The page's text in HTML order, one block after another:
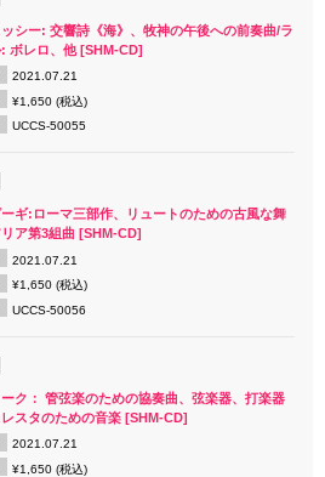
ッシー: 交響詩《海》、牧神の午後への前奏曲/ラ
ボレロ、他 [SHM-CD]
2021.07.21
¥1,650 (税込)
UCCS-50055
ーギ:ローマ三部作、リュートのための古風な舞
ア第3組曲 [SHM-CD]
2021.07.21
¥1,650 (税込)
UCCS-50056
ク： 管弦楽のための協奏曲、弦楽器、打楽器
レスタのための音楽 [SHM-CD]
2021.07.21
¥1,650 (税込)